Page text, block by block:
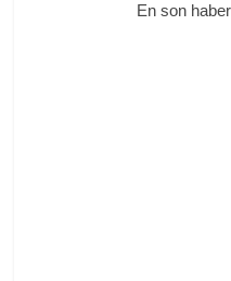
En son